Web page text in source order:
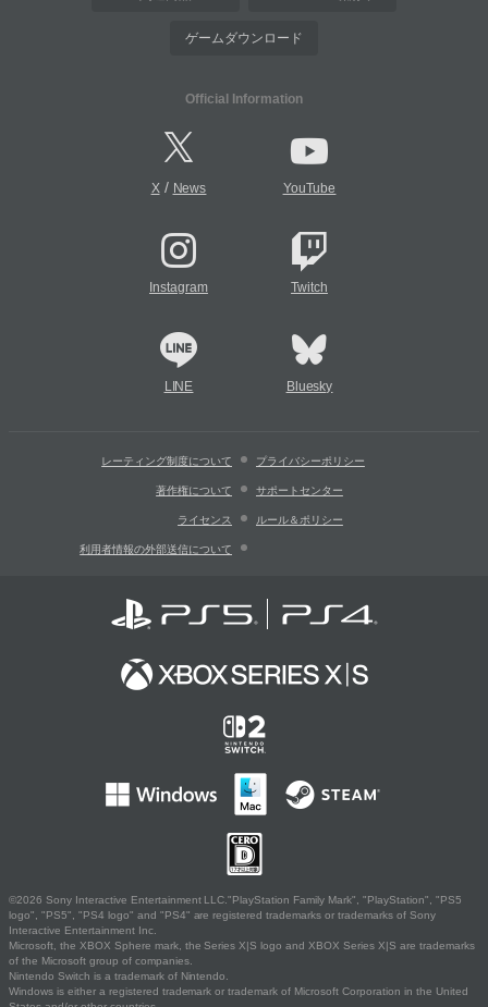
ゲームダウンロード
Official Information
X/ News YouTube
Instagram Twitch
LINE Bluesky
レーティング制度について プライバシーポリシー
著作権について サポートセンター
ライセンス ルール＆ポリシー
利用者情報の外部送信について
©2026 Sony Interactive Entertainment LLC."PlayStation Family Mark", "PlayStation", "PS5
logo", "PS5", "PS4 logo" and "PS4" are registered trademarks or trademarks of Sony
Interactive Entertainment Inc.
Microsoft, the XBOX Sphere mark, the Series X|S logo and XBOX Series X|S are trademarks
of the Microsoft group of companies.
Nintendo Switch is a trademark of Nintendo.
Windows is either a registered trademark or trademark of Microsoft Corporation in the United